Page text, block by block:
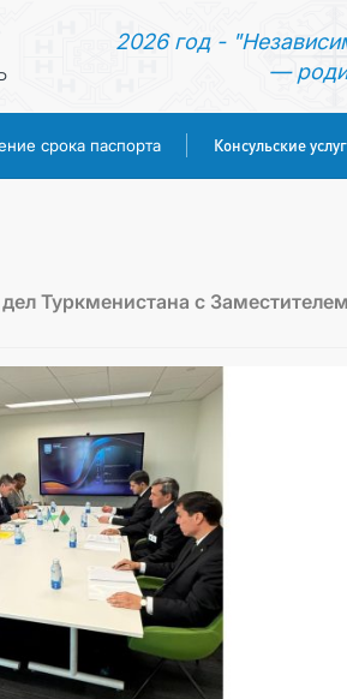
2026 год -
—
срока паспорта Консульские
ПРОДЛЕНИЕ СРОКА ПАСПОРТА
КОНСУЛЬСКИЕ УСЛУГИ
ДОКУМЕНТЫ
МИД
КОНТАКТНЫЕ ДАННЫЕ
Туркменистана с